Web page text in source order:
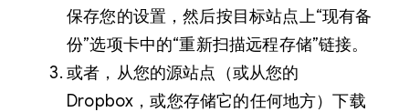
保存您的设置，然后按目标站点上“现有备
份”选项卡中的“重新扫描远程存储”链接。
或者，从您的源站点（或从您的
Dropbox，或您存储它的任何地方）下载